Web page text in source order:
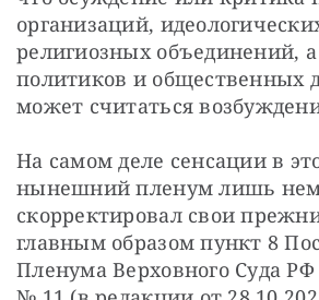
организаций,
религиозных объединений,
политиков и общественных
может считаться
На самом деле сенсации в
нынешний пленум лишь
скорректировал свои
главным образом пункт 8
Пленума Верховного Суда РФ